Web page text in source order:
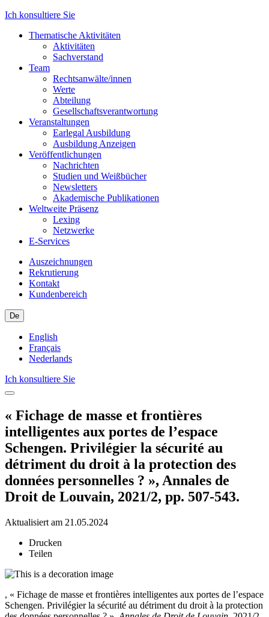
Ich konsultiere Sie
Thematische Aktivitäten
Aktivitäten
Sachverstand
Team
Rechtsanwälte/innen
Werte
Abteilung
Gesellschaftsverantwortung
Veranstaltungen
Earlegal Ausbildung
Ausbildung Anzeigen
Veröffentlichungen
Nachrichten
Studien und Weißbücher
Newsletters
Akademische Publikationen
Weltweite Präsenz
Lexing
Netzwerke
E-Services
Auszeichnungen
Rekrutierung
Kontakt
Kundenbereich
De
English
Français
Nederlands
Ich konsultiere Sie
« Fichage de masse et frontières
intelligentes aux portes de l’espace
Schengen. Privilégier la sécurité au
détriment du droit à la protection des
données personnelles ? », Annales de
Droit de Louvain, 2021/2, pp. 507-543.
Aktualisiert am 21.05.2024
Drucken
Teilen
, « Fichage de masse et frontières intelligentes aux portes de l’espace
Schengen. Privilégier la sécurité au détriment du droit à la protection